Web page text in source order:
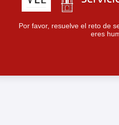
Por favor, resuelve el reto de
eres